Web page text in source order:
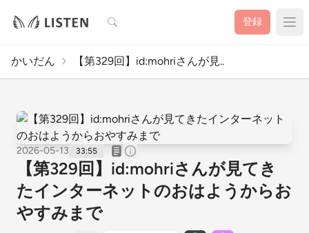
検索 登録
かいだん 【第329回】id:mohriさんが見..
2026-05-13 33:55
【第329回】id:mohriさんが見てき
たインターネットのおはようからお
やすみまで